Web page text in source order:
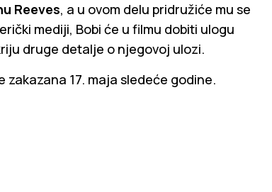
Reeves, a u ovom delu pridružiće mu se
mediji, Bobi će u filmu dobiti ulogu
druge detalje o njegovoj ulozi.
zakazana 17. maja sledeće godine.